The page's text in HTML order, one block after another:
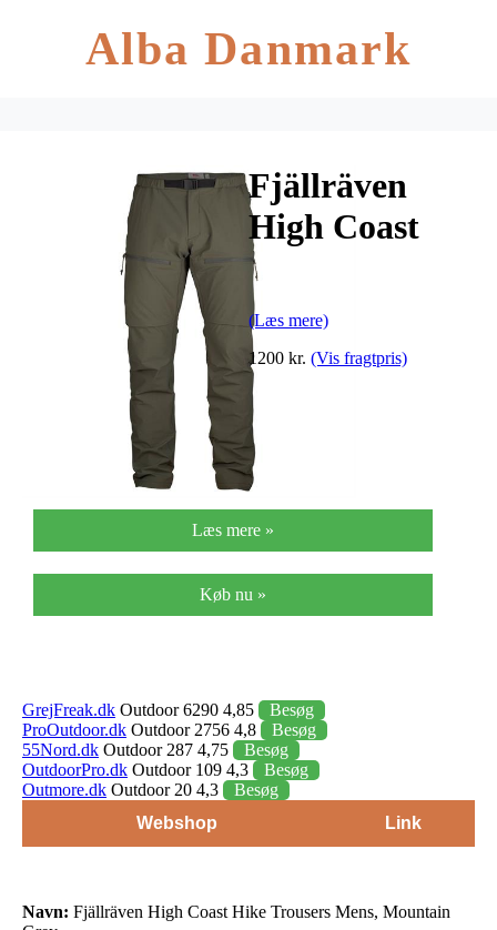
Alba Danmark
Fjällräven
High Coast
Hike Trousers
Mens,
Mountain
Grey
(Læs mere)
1200 kr. (Vis fragtpris)
Læs mere »
Køb nu »
GrejFreak.dk Outdoor 6290 4,85
Besøg
ProOutdoor.dk Outdoor 2756 4,8
Besøg
55Nord.dk Outdoor 287 4,75
Besøg
OutdoorPro.dk Outdoor 109 4,3
Besøg
Outmore.dk Outdoor 20 4,3
Besøg
Webshop
Link
Navn: Fjällräven High Coast Hike Trousers Mens, Mountain